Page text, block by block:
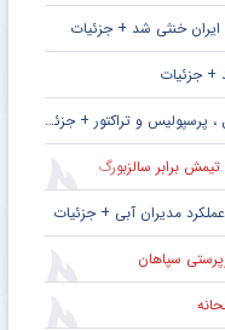
ایران خنثی شد + جزئیات
+ جزئیات
و تراکتور + جزئیات
برابر سالزبورگ
مدیران آبی + جزئیات
سپاهان